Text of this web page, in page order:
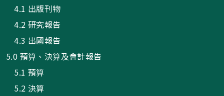
4.1 出版刊物
4.2 研究報告
4.3 出國報告
5.0 預算、決算及會計報告
5.1 預算
5.2 決算